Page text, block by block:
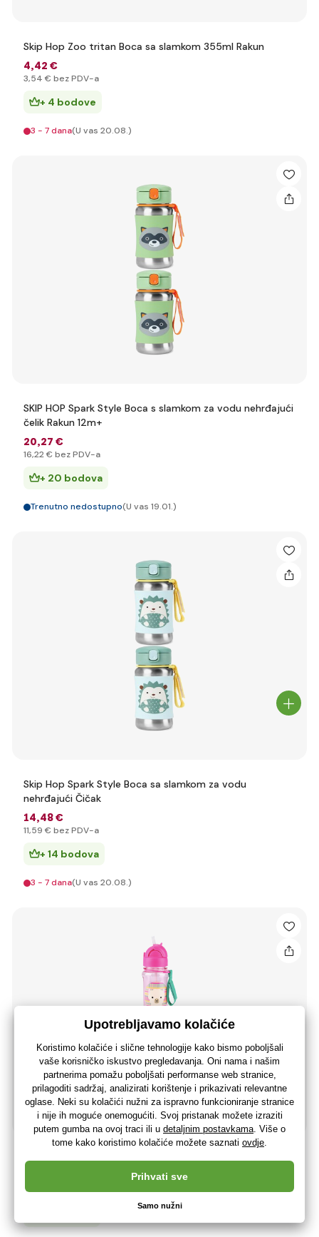
Skip Hop Zoo tritan Boca sa slamkom 355ml Rakun
4,42 €
3,54 € bez PDV-a
+ 4 bodove
3 - 7 dana(U vas 20.08.)
SKIP HOP Spark Style Boca s slamkom za vodu nehrđajući
čelik Rakun 12m+
20,27 €
16,22 € bez PDV-a
+ 20 bodova
Trenutno nedostupno(U vas 19.01.)
Skip Hop Spark Style Boca sa slamkom za vodu
nehrđajući Čičak
14,48 €
11,59 € bez PDV-a
+ 14 bodova
3 - 7 dana(U vas 20.08.)
SKIP HOP Zoo tritan Boca sa slamkom 355ml Llama 12m+
4,39 €bez PDV-a